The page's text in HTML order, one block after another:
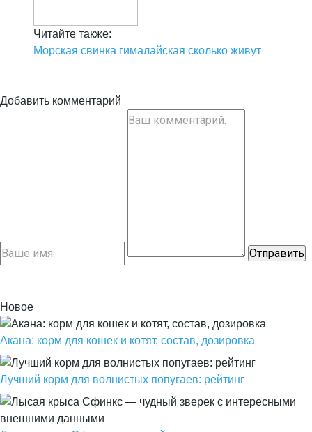
Читайте также:
Морская свинка гималайская сколько живут
Добавить комментарий
Новое
Акана: корм для кошек и котят, состав, дозировка
Лучший корм для волнистых попугаев: рейтинг